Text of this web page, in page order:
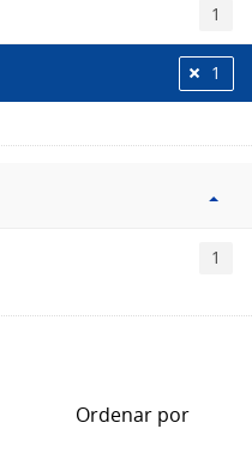
1
1
1
Ordenar por